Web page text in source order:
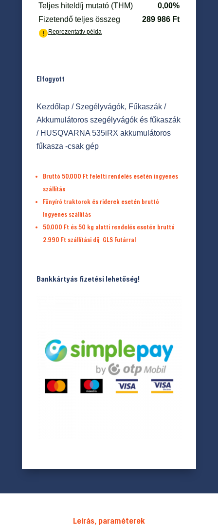
Elfogyott
Kezdőlap/ Szegélyvágók, Fűkaszák/
Akkumulátoros szegélyvágók és fűkaszák
/ HUSQVARNA 535iRX akkumulátoros
fűkasza -csak gép
Bruttó 50.000 Ft feletti rendelés esetén ingyenes
szállítás
Fűnyíró traktorok és riderek esetén bruttó
Ingyenes szállítás
50.000 Ft és 50 kg alatti rendelés esetén bruttó
2.990 Ft szállítási díj GLS Futárral
Bankkártyás fizetési lehetőség!
Leírás, paraméterek